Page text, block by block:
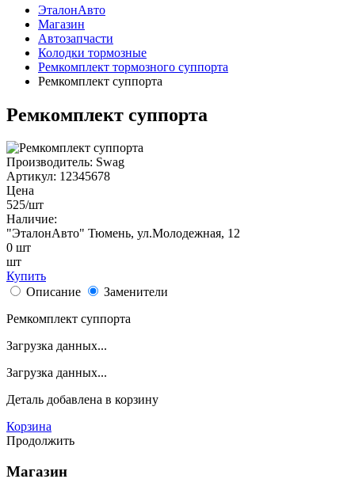
ЭталонАвто
Магазин
Автозапчасти
Колодки тормозные
Ремкомплект тормозного суппорта
Ремкомплект суппорта
Ремкомплект суппорта
Производитель: Swag
Артикул: 12345678
Цена
525/шт
Наличие:
"ЭталонАвто" Тюмень, ул.Молодежная, 12
0 шт
шт
Купить
Описание
Заменители
Ремкомплект суппорта
Загрузка данных...
Загрузка данных...
Деталь добавлена в корзину
Корзина
Продолжить
Магазин